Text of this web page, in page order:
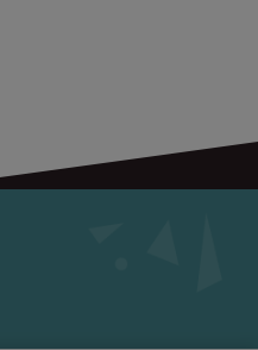
Facebook
LinkedIn
page Twitter
page